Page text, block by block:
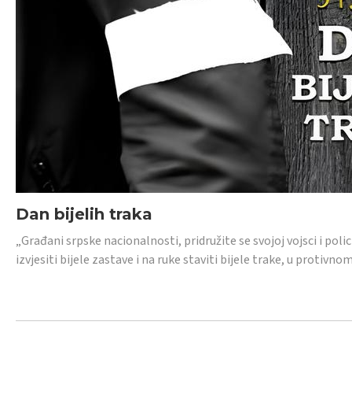
Dan bijelih traka
„Građani srpske nacionalnosti, pridružite se svojoj vojsci i
izvjesiti bijele zastave i na ruke staviti bijele trake, u